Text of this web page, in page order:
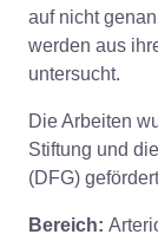
auf nicht
werden aus
untersucht.
Die Arbeiten
Stiftung und
(DFG)
Bereich: